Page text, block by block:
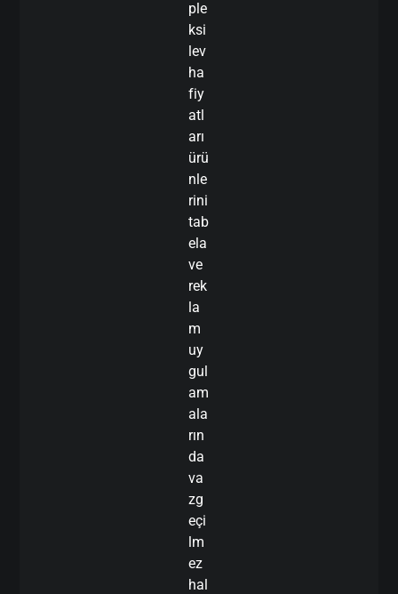
ple
ksi
lev
ha
fiy
atl
arı
ürü
nle
rini
tab
ela
ve
rek
la
m
uy
gul
am
ala
rın
da
va
zg
eçi
lm
ez
hal